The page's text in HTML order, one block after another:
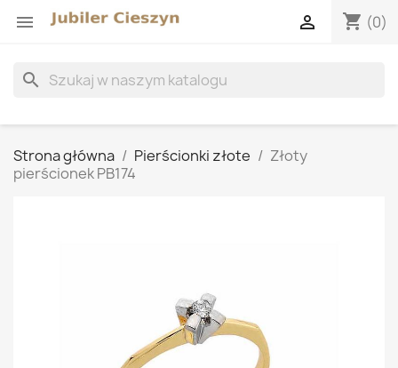
 shopping_cart (0)

search
Strona główna Pierścionki złote
Złoty
pierścionek PB174